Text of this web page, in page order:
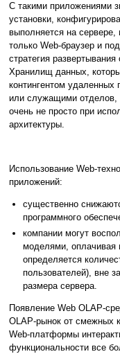
С такими приложениями
установки,
выполняется на
только Web-браузер и
стратегия
Хранилищ данных,
контингентом удаленных
или служащими отделов,
очень не просто при
архитектуры.
Использование Web-
приложений:
существенно
программного
компании могут
моделями, оплачивая
определяется
пользователей), вне
размера сервера.
Появление Web OLAP-
OLAP-рынок от смежных
Web-платформы
функциональности все